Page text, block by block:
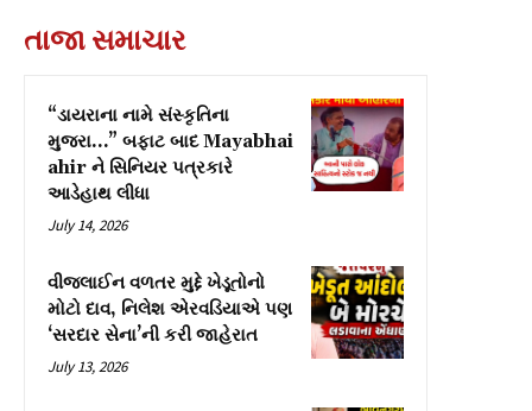
તાજા સમાચાર
“ડાયરાના નામે સંસ્કૃતિના
મુજરા…” બફાટ બાદ Mayabhai
ahir ને સિનિયર પત્રકારે
આડેહાથ લીધા
July 14, 2026
વીજલાઈન વળતર મુદ્દે ખેડૂતોનો
મોટો દાવ, નિલેશ એરવડિયાએ પણ
‘સરદાર સેના’ની કરી જાહેરાત
July 13, 2026